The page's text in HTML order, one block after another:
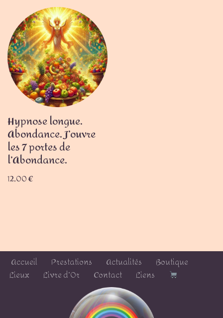
Hypnose longue.
Abondance. J’ouvre
les 7 portes de
l’Abondance.
12,00€
Accueil Prestations Actualités
Boutique
Lieux
Livre d’Or Contact Liens